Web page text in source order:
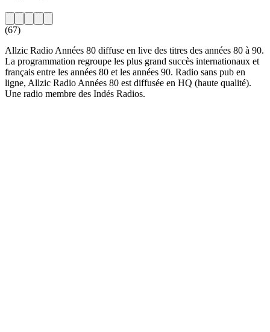
(67)
Allzic Radio Années 80 diffuse en live des titres des années 80 à 90.
La programmation regroupe les plus grand succès internationaux et
français entre les années 80 et les années 90. Radio sans pub en
ligne, Allzic Radio Années 80 est diffusée en HQ (haute qualité).
Une radio membre des Indés Radios.